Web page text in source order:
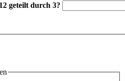
geteilt durch 3?